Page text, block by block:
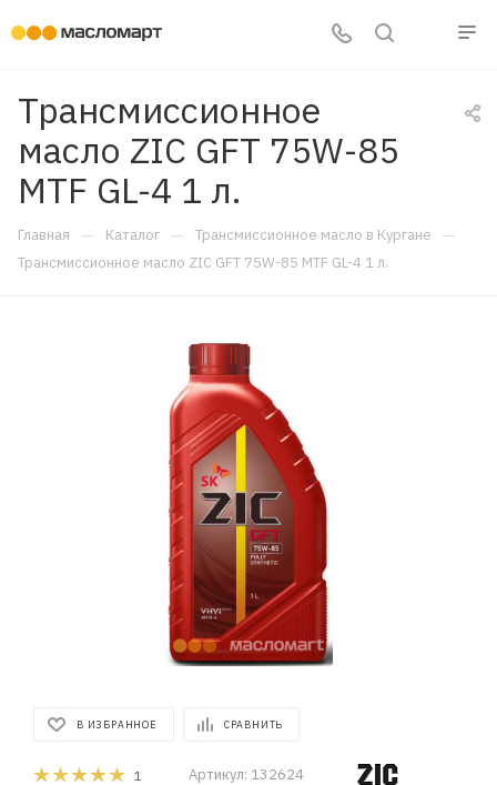
Трансмиссионное
масло ZIC GFT 75W-85
MTF GL-4 1 л.
Главная — Каталог — Трансмиссионное масло в Кургане —
Трансмиссионное масло ZIC GFT 75W-85 MTF GL-4 1 л.
В ИЗБРАННОЕ СРАВНИТЬ
1 Артикул: 132624